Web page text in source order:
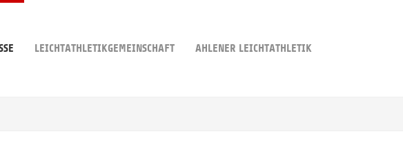
LEICHTATHLETIKGEMEINSCHAFT AHLENER LEICHTATHLETIK